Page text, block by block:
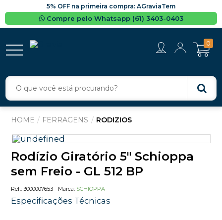
5% OFF na primeira compra: AGraviaTem
Compre pelo Whatsapp (61) 3403-0403
0
FERRAGENS RODIZIOS
Rodízio Giratório 5" Schioppa
sem Freio - GL 512 BP
3000007653 SCHIOPPA
Especificações Técnicas